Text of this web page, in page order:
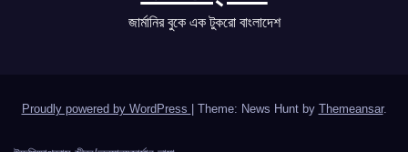
জার্মানির বুকে এক টুকরো বাংলাদেশ
Proudly powered by WordPress Theme: News Hunt by Themeansar.